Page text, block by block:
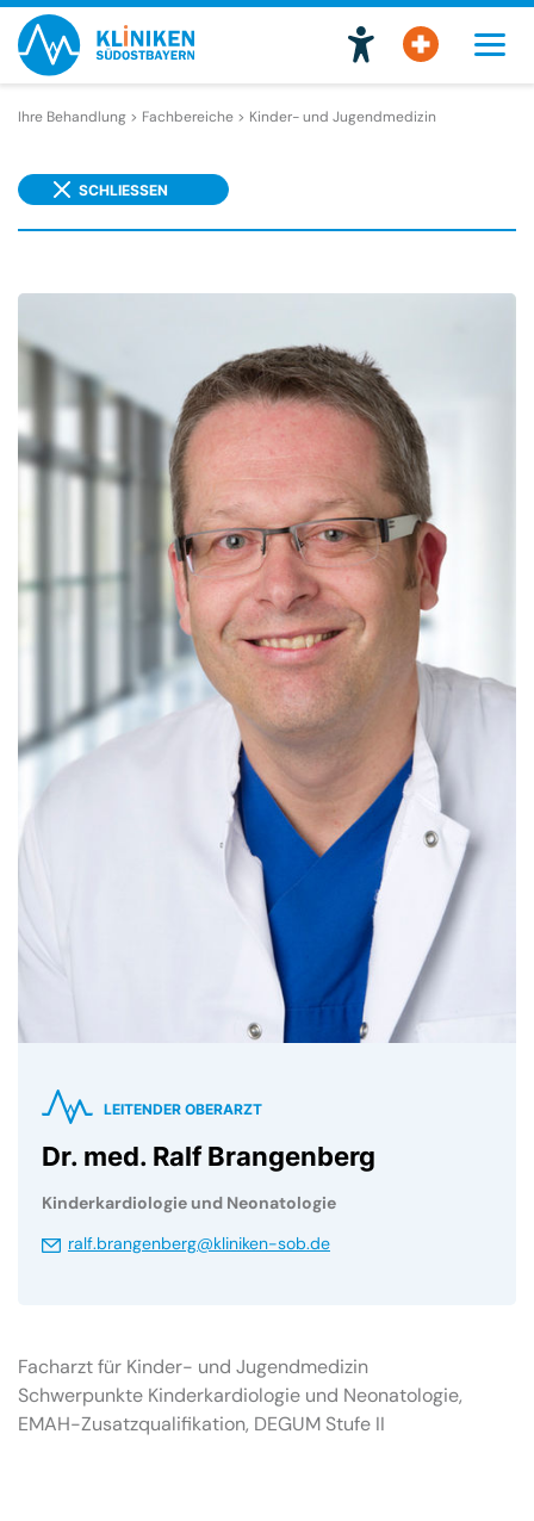
Ihre Behandlung > Fachbereiche > Kinder- und Jugendmedizin
SCHLIESSEN
LEITENDER OBERARZT
Dr. med. Ralf Brangenberg
Kinderkardiologie und Neonatologie
ralf.brangenberg@kliniken-sob.de
Facharzt für Kinder- und Jugendmedizin
Schwerpunkte Kinderkardiologie und Neonatologie,
EMAH-Zusatzqualifikation, DEGUM Stufe II